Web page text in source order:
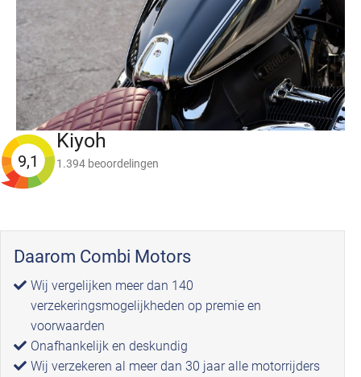
9,1
Kiyoh
1.394 beoordelingen
Daarom Combi Motors
Wij vergelijken meer dan 140
verzekeringsmogelijkheden op premie en
voorwaarden
Onafhankelijk en deskundig
Wij verzekeren al meer dan 30 jaar alle motorrijders